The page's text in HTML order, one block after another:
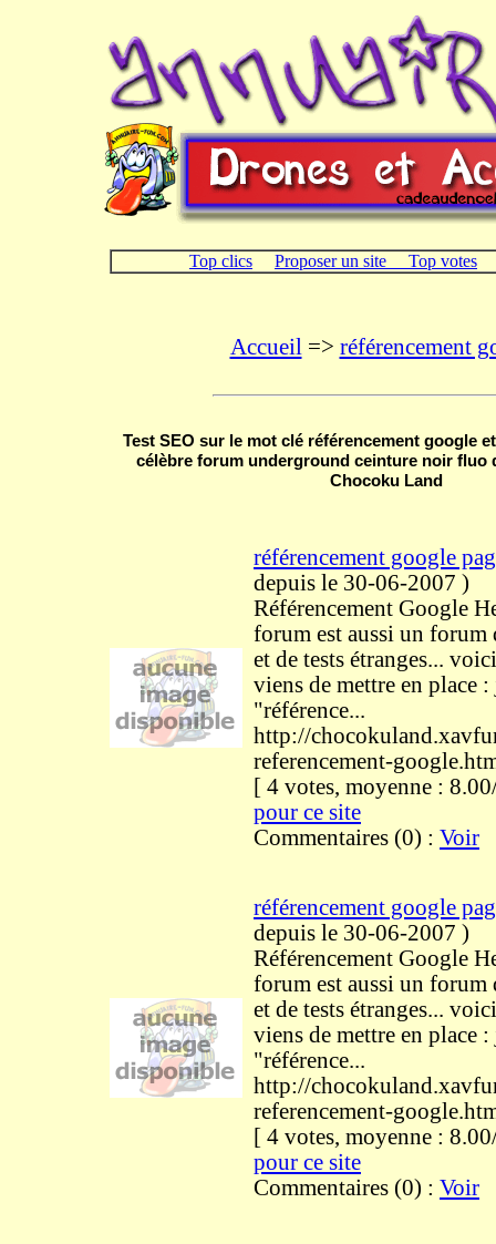
Top clics Proposer un site Top votes
Accueil => référencement
Test SEO sur le mot clé référencement google
célèbre forum underground ceinture noir fluo
Chocoku Land
référencement google
depuis le 30-06-2007 )
Référencement Google
forum est aussi un forum
et de tests étranges...
viens de mettre en place
"référence...
http://
referencement-
[ 4 votes, moyenne :
pour ce site
Commentaires (0) : Voir
référencement google
depuis le 30-06-2007 )
Référencement Google
forum est aussi un forum
et de tests étranges...
viens de mettre en place
"référence...
http://
referencement-
[ 4 votes, moyenne :
pour ce site
Commentaires (0) : Voir